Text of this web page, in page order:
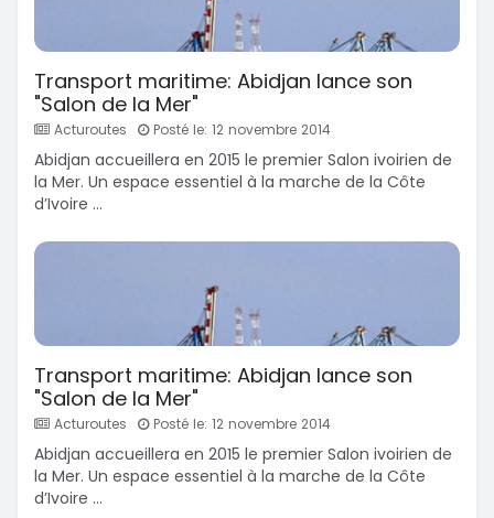
Transport maritime: Abidjan lance son
"Salon de la Mer"
Acturoutes Posté le: 12 novembre 2014
Abidjan accueillera en 2015 le premier Salon ivoirien de
la Mer. Un espace essentiel à la marche de la Côte
d’Ivoire ...
Transport maritime: Abidjan lance son
"Salon de la Mer"
Acturoutes Posté le: 12 novembre 2014
Abidjan accueillera en 2015 le premier Salon ivoirien de
la Mer. Un espace essentiel à la marche de la Côte
d’Ivoire ...